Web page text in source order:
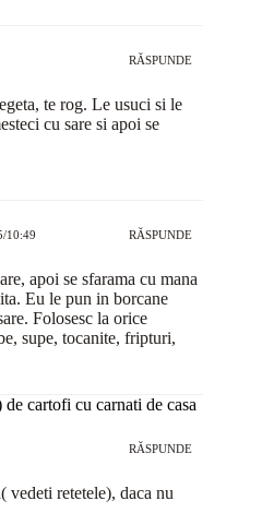
RĂSPUNDE
te rog. Le usuci si le
cu sare si apoi se
10:49 RĂSPUNDE
apoi se sfarama cu mana
Eu le pun in borcane
Folosesc la orice
supe, tocanite, fripturi,
cartofi cu carnati de casa
RĂSPUNDE
retetele), daca nu